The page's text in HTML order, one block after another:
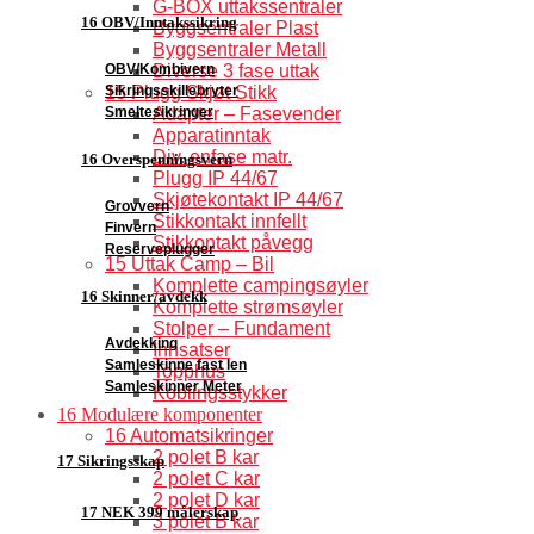
16 OBV/Inntakssikring
OBV/Kombivern
Sikringsskillebryter
Smeltesikringer
16 Overspenningsvern
Grovvern
Finvern
Reserveplugger
16 Skinner/avdekk
Avdekking
Samleskinne fast len
Samleskinner Meter
17 Sikringsskap
17 NEK 399 målerskap
G-BOX uttakssentraler
Byggsentraler Plast
Byggsentraler Metall
Diverse 3 fase uttak
15 Plugg Skjøt Stikk
Adapter – Fasevender
Apparatinntak
Div. enfase matr.
Plugg IP 44/67
Skjøtekontakt IP 44/67
Stikkontakt innfellt
Stikkontakt påvegg
15 Uttak Camp – Bil
Komplette campingsøyler
Komplette strømsøyler
Stolper – Fundament
Innsatser
Topphus
Koblingsstykker
16 Modulære komponenter
16 Automatsikringer
2 polet B kar
2 polet C kar
2 polet D kar
3 polet B kar